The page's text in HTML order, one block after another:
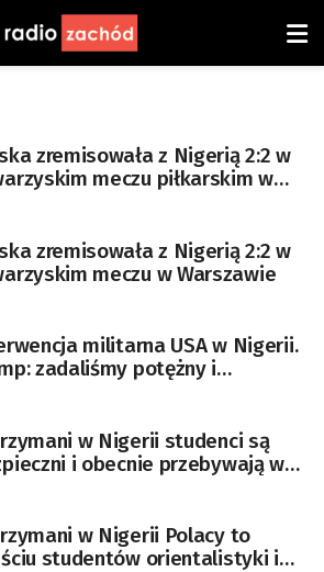
zremisowała z Nigerią 2:2 w
meczu piłkarskim w
zremisowała z Nigerią 2:2 w
meczu w Warszawie
militarna USA w Nigerii.
zadaliśmy potężny i
w Nigerii studenci są
i obecnie przebywają w
w Nigerii Polacy to
studentów orientalistyki i